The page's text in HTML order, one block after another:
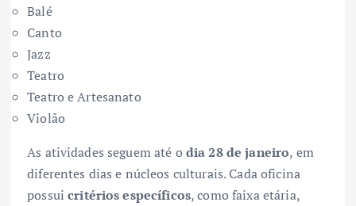
Balé
Canto
Jazz
Teatro
Teatro e Artesanato
Violão
As atividades seguem até odia 28 de janeiro, em
diferentes dias e núcleos culturais. Cada oficina
possuicritérios específicos, como faixa etária,